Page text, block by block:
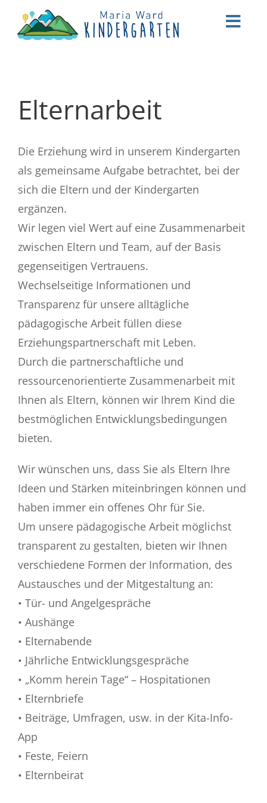
Inhalt
Infos
Über uns
Organisatorisches
Kontakt
Elternarbeit
Die Erziehung wird in unserem Kindergarten
als gemeinsame Aufgabe betrachtet, bei der
sich die Eltern und der Kindergarten
ergänzen.
Wir legen viel Wert auf eine Zusammenarbeit
zwischen Eltern und Team, auf der Basis
gegenseitigen Vertrauens.
Wechselseitige Informationen und
Transparenz für unsere alltägliche
pädagogische Arbeit füllen diese
Erziehungspartnerschaft mit Leben.
Durch die partnerschaftliche und
ressourcenorientierte Zusammenarbeit mit
Ihnen als Eltern, können wir Ihrem Kind die
bestmöglichen Entwicklungsbedingungen
bieten.
Wir wünschen uns, dass Sie als Eltern Ihre
Ideen und Stärken miteinbringen können und
haben immer ein offenes Ohr für Sie.
Um unsere pädagogische Arbeit möglichst
transparent zu gestalten, bieten wir Ihnen
verschiedene Formen der Information, des
Austausches und der Mitgestaltung an:
• Tür- und Angelgespräche
• Aushänge
• Elternabende
• Jährliche Entwicklungsgespräche
• „Komm herein Tage“ – Hospitationen
• Elternbriefe
• Beiträge, Umfragen, usw. in der Kita-Info-
App
• Feste, Feiern
• Elternbeirat